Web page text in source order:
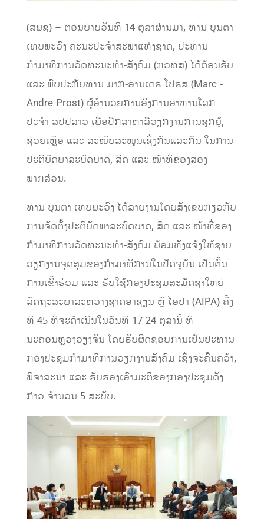
(ສພຊ) – ຕອນບ່າຍວັນທີ 14 ຕຸລາຜ່ານມາ, ທ່ານ ບຸນຕາ
ເທບພະວົງ ຄະນະປະຈຳສະພາແຫ່ງຊາດ, ປະທານ
ກຳມາທິການວັດທະນະທຳ-ສັງຄົມ (ກວທສ) ໄດ້ຕ້ອນຮັບ
ແລະ ພົບປະກັບທ່ານ ມາກ-ອານເດຣ ໂປຣສ (Marc -
Andre Prost) ຜູ້ອຳນວຍການອົງການອາຫານໂລກ
ປະຈຳ ສປປລາວ ເພື່ອປຶກສາຫາລືວຽກງານການຊຸກຍູ້,
ຊ່ວຍເຫຼືອ ແລະ ສະໜັບສະໜູນເຊິ່ງກັນແລະກັນ ໃນການ
ປະຕິບັດພາລະບົດບາດ, ສິດ ແລະ ໜ້າທີ່ຂອງສອງ
ພາກສ່ວນ.
ທ່ານ ບຸນຕາ ເທບພະວົງ ໄດ້ລາຍງານໂດຍສັງເຂບກ່ຽວກັບ
ການຈັດຕັ້ງປະຕິບັດພາລະບົດບາດ, ສິດ ແລະ ໜ້າທີ່ຂອງ
ກຳມາທິການວັດທະນະທຳ-ສັງຄົມ ພ້ອມທັງແຈ້ງໃຫ້ຊາບ
ວຽກງານຈຸດສຸມຂອງກຳມາທິການໃນປັດຈຸບັນ ເປັນຕົ້ນ
ການເຂົ້າຮ່ວມ ແລະ ຮັບໃຊ້ກອງປະຊຸມສະມັດຊາໃຫຍ່
ລັດຖະສະພາລະຫວ່າງຊາດອາຊຽນ ຫຼື ໄອປາ (AIPA) ຄັ້ງ
ທີ 45 ທີ່ຈະດຳເນີນໃນວັນທີ 17-24 ຕຸລານີ້ ທີ່
ນະຄອນຫຼວງວຽງຈັນ ໂດຍຮັບຜິດຊອບການເປັນປະທານ
ກອງປະຊຸມກໍາມາທິການວຽກງານສັງຄົມ ເຊິ່ງຈະຄົ້ນຄວ້າ,
ພິຈາລະນາ ແລະ ຮັບຮອງເອົາມະຕິຂອງກອງປະຊຸມດັ່ງ
ກ່າວ ຈໍານວນ 5 ສະບັບ.